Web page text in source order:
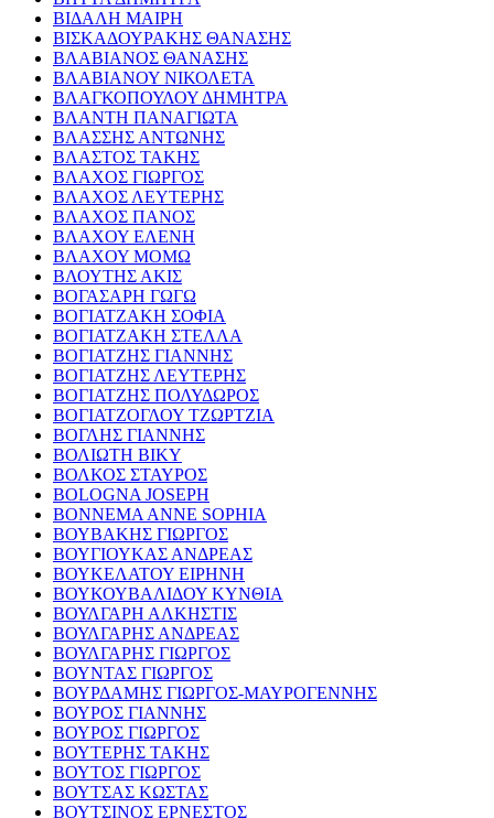
ΒΙΔΑΛΗ ΜΑΙΡΗ
ΒΙΣΚΑΔΟΥΡΑΚΗΣ ΘΑΝΑΣΗΣ
ΒΛΑΒΙΑΝΟΣ ΘΑΝΑΣΗΣ
ΒΛΑΒΙΑΝΟΥ ΝΙΚΟΛΕΤΑ
ΒΛΑΓΚΟΠΟΥΛΟΥ ΔΗΜΗΤΡΑ
ΒΛΑΝΤΗ ΠΑΝΑΓΙΩΤΑ
ΒΛΑΣΣΗΣ ΑΝΤΩΝΗΣ
ΒΛΑΣΤΟΣ ΤΑΚΗΣ
ΒΛΑΧΟΣ ΓΙΩΡΓΟΣ
ΒΛΑΧΟΣ ΛΕΥΤΕΡΗΣ
ΒΛΑΧΟΣ ΠΑΝΟΣ
ΒΛΑΧΟΥ ΕΛΕΝΗ
ΒΛΑΧΟΥ ΜΟΜΩ
ΒΛΟΥΤΗΣ ΑΚΙΣ
ΒΟΓΑΣΑΡΗ ΓΩΓΩ
ΒΟΓΙΑΤΖΑΚΗ ΣΟΦΙΑ
ΒΟΓΙΑΤΖΑΚΗ ΣΤΕΛΛΑ
ΒΟΓΙΑΤΖΗΣ ΓΙΑΝΝΗΣ
ΒΟΓΙΑΤΖΗΣ ΛΕΥΤΕΡΗΣ
ΒΟΓΙΑΤΖΗΣ ΠΟΛΥΔΩΡΟΣ
ΒΟΓΙΑΤΖΟΓΛΟΥ ΤΖΩΡΤΖΙΑ
ΒΟΓΛΗΣ ΓΙΑΝΝΗΣ
ΒΟΛΙΩΤΗ ΒΙΚΥ
ΒΟΛΚΟΣ ΣΤΑΥΡΟΣ
BOLOGNA JOSEPH
BONNEMA ANNE SOPHIA
ΒΟΥΒΑΚΗΣ ΓΙΩΡΓΟΣ
ΒΟΥΓΙΟΥΚΑΣ ΑΝΔΡΕΑΣ
ΒΟΥΚΕΛΑΤΟΥ ΕΙΡΗΝΗ
ΒΟΥΚΟΥΒΑΛΙΔΟΥ ΚΥΝΘΙΑ
ΒΟΥΛΓΑΡΗ ΑΛΚΗΣΤΙΣ
ΒΟΥΛΓΑΡΗΣ ΑΝΔΡΕΑΣ
ΒΟΥΛΓΑΡΗΣ ΓΙΩΡΓΟΣ
ΒΟΥΝΤΑΣ ΓΙΩΡΓΟΣ
ΒΟΥΡΔΑΜΗΣ ΓΙΩΡΓΟΣ-ΜΑΥΡΟΓΕΝΝΗΣ
ΒΟΥΡΟΣ ΓΙΑΝΝΗΣ
ΒΟΥΡΟΣ ΓΙΩΡΓΟΣ
ΒΟΥΤΕΡΗΣ ΤΑΚΗΣ
ΒΟΥΤΟΣ ΓΙΩΡΓΟΣ
ΒΟΥΤΣΑΣ ΚΩΣΤΑΣ
ΒΟΥΤΣΙΝΟΣ ΕΡΝΕΣΤΟΣ